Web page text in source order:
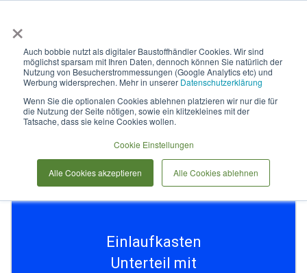
×
Auch bobbie nutzt als digitaler Baustoffhändler Cookies. Wir sind
möglichst sparsam mit Ihren Daten, dennoch können Sie natürlich der
Nutzung von Besucherstrommessungen (Google Analytics etc) und
Werbung widersprechen. Mehr in unserer Datenschutzerklärung
Wenn Sie die optionalen Cookies ablehnen platzieren wir nur die für
die Nutzung der Seite nötigen, sowie ein klitzekleines mit der
Tatsache, dass sie keine Cookies wollen.
Cookie Einstellungen
Alle Cookies akzeptieren Alle Cookies ablehnen
Einlaufkasten Unterteil mit
verzinkter Zarge AF100
Bildergalerie
springen
Einlaufkasten
Unterteil mit